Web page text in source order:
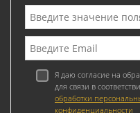
Я даю согласие на
для связи в
обработки
конфиденциальности